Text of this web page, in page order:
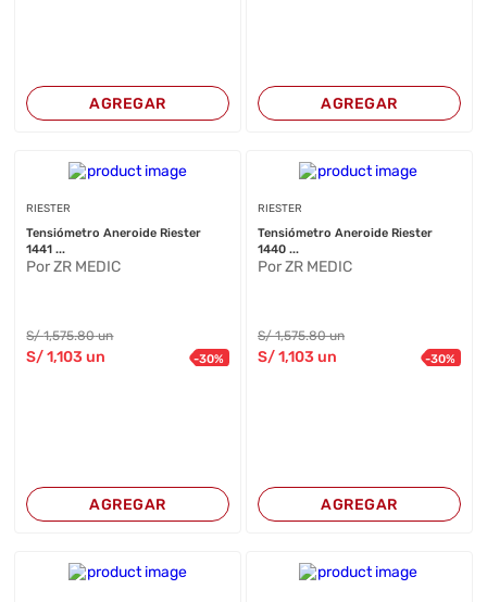
AGREGAR AGREGAR
RIESTER
Tensiómetro Aneroide Riester
1441 ...
Por ZR MEDIC
S/1,575.80 un
S/1,103 un -30%
AGREGAR
RIESTER
Tensiómetro Aneroide Riester
1440 ...
Por ZR MEDIC
S/1,575.80 un
S/1,103un -30%
AGREGAR